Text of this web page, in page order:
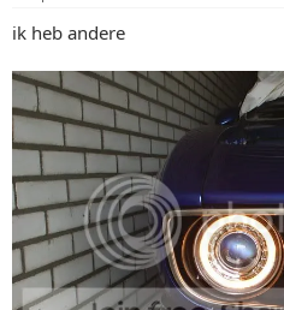
ik heb andere